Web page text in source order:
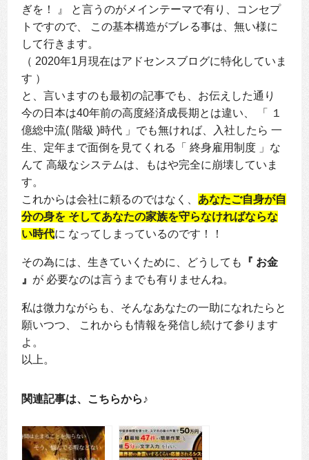
ぎを！ 』 と言うのがメインテーマで有り、コンセプ
トですので、 この基本構造がブレる事は、無い様に
して行きます。
（ 2020年1月現在はアドセンスブログに特化していま
す ）
と、言いますのも最初の記事でも、お伝えした通り
今の日本は40年前の高度経済成長期とは違い、 「 １
億総中流( 階級 )時代 」でも無ければ、入社したら 一
生、定年まで面倒を見てくれる「 終身雇用制度 」な
んて 高級なシステムは、もはや完全に崩壊していま
す。
これからは会社に頼るのではなく、 あなたご自身が自
分の身を そしてあなたの家族を守らなければならな
い時代に なってしまっているのです！！
その為には、生きていくために、どうしても
『 お金
』 が 必要なのは言うまでも有りませんね。
私は微力ながらも、そんなあなたの一助になれたらと
願いつつ、 これからも情報を発信し続けて参ります
よ。
以上。
関連記事は、こちらから♪